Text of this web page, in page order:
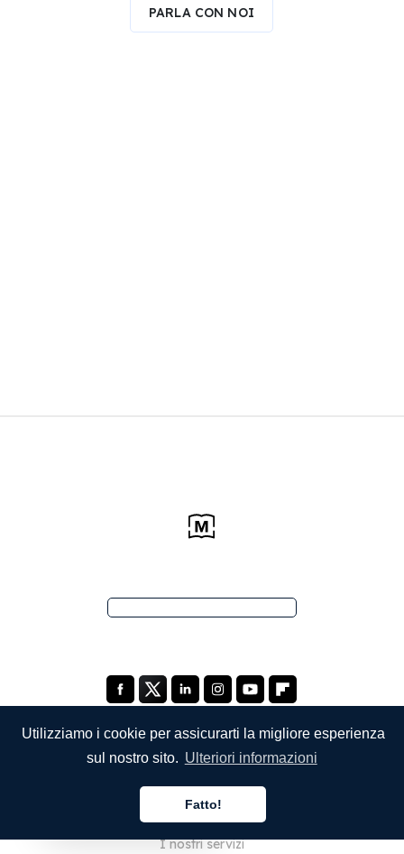
Utilizziamo i cookie per assicurarti la migliore esperienza
sul nostro sito. Ulteriori informazioni
Fatto!
PARLA CON NOI
Chi siamo
I nostri servizi
Italiano